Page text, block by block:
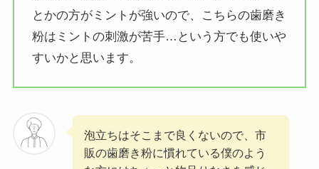
とかの方がミントが強いので、こちらの歯磨き
粉はミントの刺激が苦手…という方でも使いや
すいかと思います。
泡立ちはそこまで良くないので、市
販の歯磨き粉に慣れている僕のよう